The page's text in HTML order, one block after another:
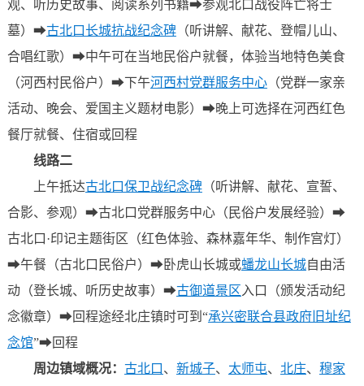
观、听历史故事、阅读系列书籍➡参观北口战役阵亡将士
墓）➡古北口长城抗战纪念碑（听讲解、献花、登帽儿山、
合唱红歌）➡中午可在当地民俗户就餐，体验当地特色美食
（河西村民俗户）➡下午河西村党群服务中心（党群一家亲
活动、晚会、爱国主义题材电影）➡晚上可选择在河西红色
餐厅就餐、住宿或回程
线路二
上午抵达古北口保卫战纪念碑（听讲解、献花、宣誓、
合影、参观）➡古北口党群服务中心（民俗户发展经验）➡
古北口·印记主题街区（红色体验、森林嘉年华、制作宫灯）
➡午餐（古北口民俗户）➡卧虎山长城或蟠龙山长城自由活
动（登长城、听历史故事）➡古御道景区 入口（颁发活动纪
念徽章）➡回程途经北庄镇时可到“承兴密联合县政府旧址纪
念馆”➡回程
周边镇域概况： 古北口 、 新城子、 太师屯、 北庄、 穆家